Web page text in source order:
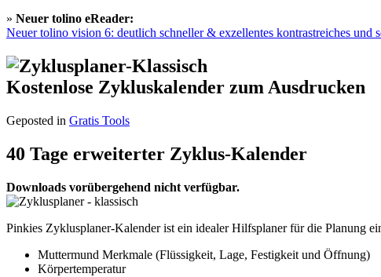
» Neuer tolino eReader:
Neuer tolino vision 6: deutlich schneller & exzellentes kontrastreiches und
Kostenlose Zykluskalender zum Ausdrucken
Geposted in Gratis Tools
40 Tage erweiterter Zyklus-Kalender
Downloads vorübergehend nicht verfügbar.
Pinkies Zyklusplaner-Kalender ist ein idealer Hilfsplaner für die Planung
Muttermund Merkmale (Flüssigkeit, Lage, Festigkeit und Öffnung)
Körpertemperatur